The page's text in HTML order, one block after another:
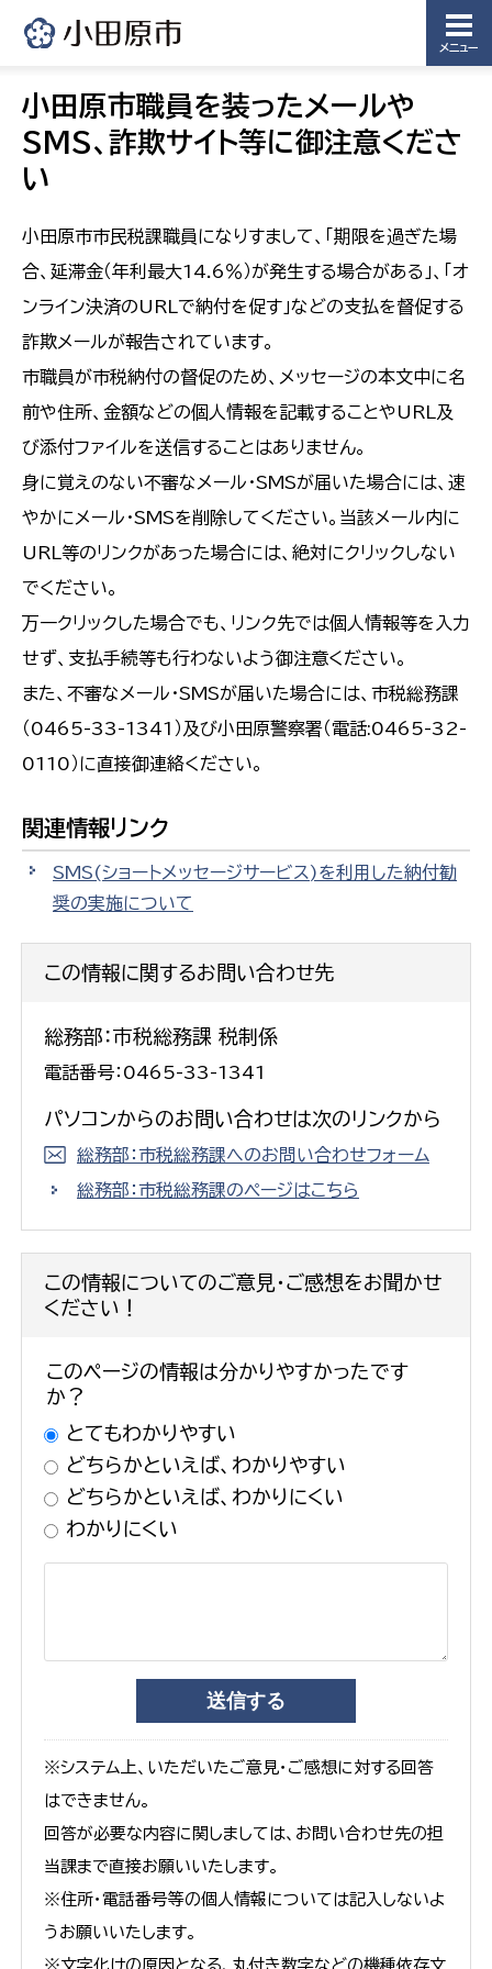
メニュー
小田原市職員を装ったメールや
SMS、詐欺サイト等に御注意くださ
い
小田原市市民税課職員になりすまして、「期限を過ぎた場
合、延滞金（年利最大14.6％）が発生する場合がある」、「オ
ンライン決済のURLで納付を促す」などの支払を督促する
詐欺メールが報告されています。
市職員が市税納付の督促のため、メッセージの本文中に名
前や住所、金額などの個人情報を記載することやURL及
び添付ファイルを送信することはありません。
身に覚えのない不審なメール・SMSが届いた場合には、速
やかにメール・SMSを削除してください。当該メール内に
URL等のリンクがあった場合には、絶対にクリックしない
でください。
万一クリックした場合でも、リンク先では個人情報等を入力
せず、支払手続等も行わないよう御注意ください。
また、不審なメール・SMSが届いた場合には、市税総務課
（0465-33-1341）及び小田原警察署（電話:0465-32-
0110）に直接御連絡ください。
関連情報リンク
SMS(ショートメッセージサービス)を利用した納付勧
奨の実施について
この情報に関するお問い合わせ先
総務部：市税総務課 税制係
電話番号：0465-33-1341
パソコンからのお問い合わせは次のリンクから
総務部：市税総務課へのお問い合わせフォーム
総務部：市税総務課のページはこちら
この情報についてのご意見・ご感想をお聞かせ
ください！
このページの情報は分かりやすかったです
か？
とてもわかりやすい
どちらかといえば、わかりやすい
どちらかといえば、わかりにくい
わかりにくい
※システム上、いただいたご意見・ご感想に対する回答
はできません。
回答が必要な内容に関しましては、お問い合わせ先の担
当課まで直接お願いいたします。
※住所・電話番号等の個人情報については記入しないよ
うお願いいたします。
※文字化けの原因となる、丸付き数字などの機種依存文